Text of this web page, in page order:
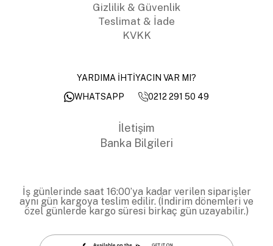
Gizlilik & Güvenlik
Teslimat & İade
KVKK
YARDIMA İHTİYACIN VAR MI?
WHATSAPP
0212 291 50 49
İletişim
Banka Bilgileri
İş günlerinde saat 16:00’ya kadar verilen siparişler
aynı gün kargoya teslim edilir. (İndirim dönemleri ve
özel günlerde kargo süresi birkaç gün uzayabilir.)